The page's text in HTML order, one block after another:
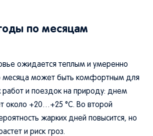
по месяцам
ожидается теплым и умеренно
месяца может быть комфортным для
работ и поездок на природу: днем
около +20…+25 °C. Во второй
жарких дней повысится, но
и риск гроз.